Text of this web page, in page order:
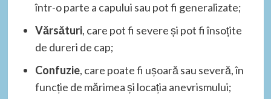
într-o parte a capului sau pot fi generalizate;
Vărsături, care pot fi severe și pot fi însoțite
de dureri de cap;
Confuzie, care poate fi ușoară sau severă, în
funcție de mărimea și locația anevrismului;